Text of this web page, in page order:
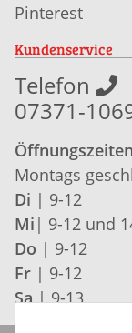
Pinterest
Kundenservice
Telefon
07371-
Öffnungszeiten
Montags
Di | 9-12
Mi | 9-12 und
Do | 9-12
Fr | 9-12
Sa | 9-13